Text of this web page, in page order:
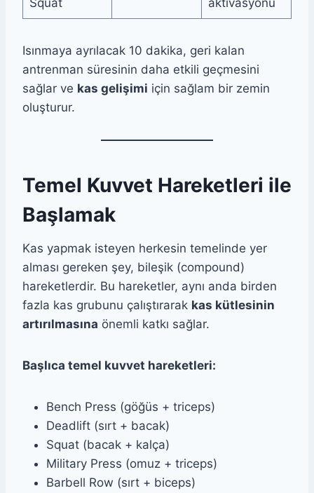
Squat
aktivasyonu
Isınmaya ayrılacak 10 dakika, geri kalan
antrenman süresinin daha etkili geçmesini
sağlar ve kas gelişimi için sağlam bir zemin
oluşturur.
Temel Kuvvet Hareketleri ile
Başlamak
Kas yapmak isteyen herkesin temelinde yer
alması gereken şey, bileşik (compound)
hareketlerdir. Bu hareketler, aynı anda birden
fazla kas grubunu çalıştırarak kas kütlesinin
artırılmasına önemli katkı sağlar.
Başlıca temel kuvvet hareketleri:
Bench Press (göğüs + triceps)
Deadlift (sırt + bacak)
Squat (bacak + kalça)
Military Press (omuz + triceps)
Barbell Row (sırt + biceps)